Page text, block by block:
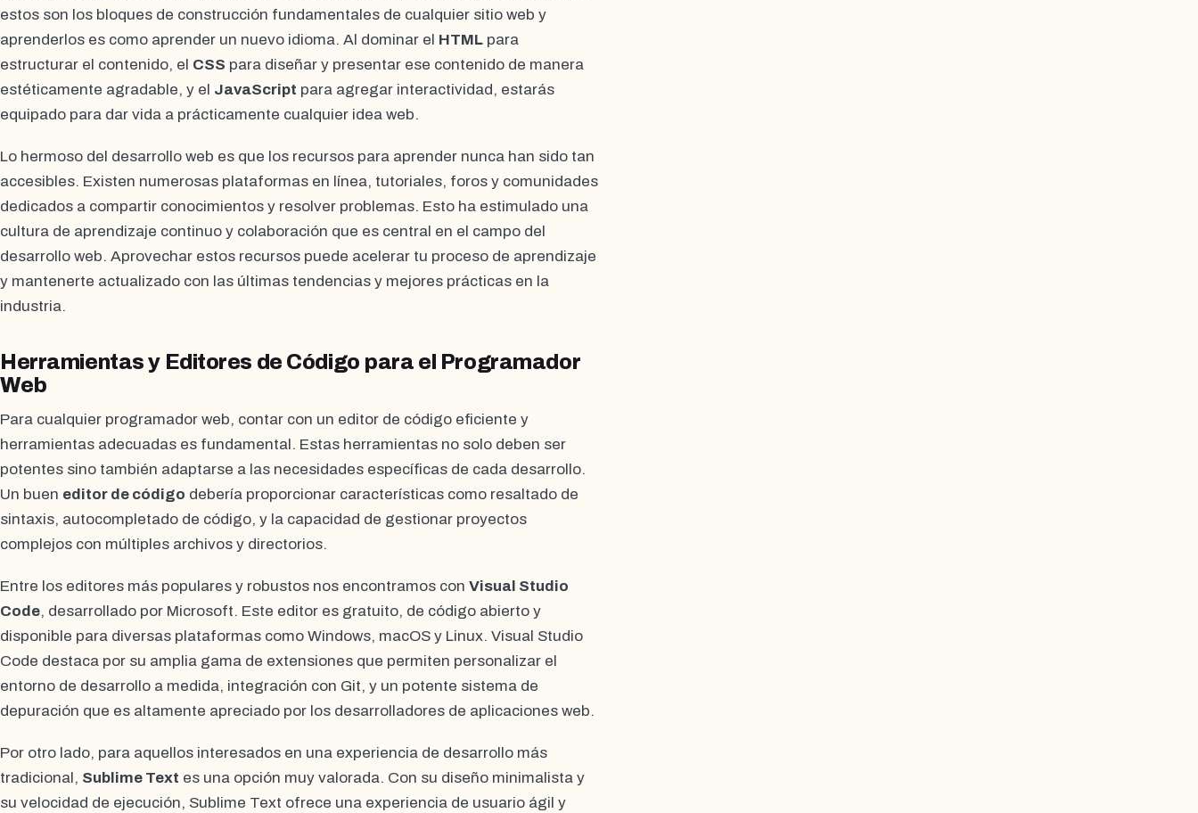
estos son los bloques de construcción fundamentales de cualquier sitio web y
aprenderlos es como aprender un nuevo idioma. Al dominar el HTML para
estructurar el contenido, el CSS para diseñar y presentar ese contenido de manera
estéticamente agradable, y el JavaScript para agregar interactividad, estarás
equipado para dar vida a prácticamente cualquier idea web.
Lo hermoso del desarrollo web es que los recursos para aprender nunca han sido tan
accesibles. Existen numerosas plataformas en línea, tutoriales, foros y comunidades
dedicados a compartir conocimientos y resolver problemas. Esto ha estimulado una
cultura de aprendizaje continuo y colaboración que es central en el campo del
desarrollo web. Aprovechar estos recursos puede acelerar tu proceso de aprendizaje
y mantenerte actualizado con las últimas tendencias y mejores prácticas en la
industria.
Herramientas y Editores de Código para el Programador
Web
Para cualquier programador web, contar con un editor de código eficiente y
herramientas adecuadas es fundamental. Estas herramientas no solo deben ser
potentes sino también adaptarse a las necesidades específicas de cada desarrollo.
Un buen editor de código debería proporcionar características como resaltado de
sintaxis, autocompletado de código, y la capacidad de gestionar proyectos
complejos con múltiples archivos y directorios.
Entre los editores más populares y robustos nos encontramos con Visual Studio
Code, desarrollado por Microsoft. Este editor es gratuito, de código abierto y
disponible para diversas plataformas como Windows, macOS y Linux. Visual Studio
Code destaca por su amplia gama de extensiones que permiten personalizar el
entorno de desarrollo a medida, integración con Git, y un potente sistema de
depuración que es altamente apreciado por los desarrolladores de aplicaciones web.
Por otro lado, para aquellos interesados en una experiencia de desarrollo más
tradicional, Sublime Text es una opción muy valorada. Con su diseño minimalista y
su velocidad de ejecución, Sublime Text ofrece una experiencia de usuario ágil y